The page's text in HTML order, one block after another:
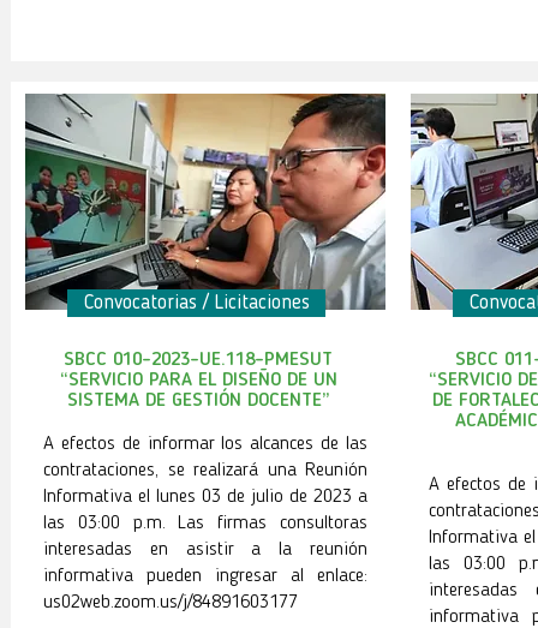
Convocatorias / Licitaciones
SBCC 010-2023-UE.118-PMESUT
“SERVICIO PARA EL DISEÑO DE UN
SISTEMA DE GESTIÓN DOCENTE”
A efectos de informar los alcances de las
contrataciones, se realizará una Reunión
Informativa el lunes 03 de julio de 2023 a
las 03:00 p.m. Las firmas consultoras
interesadas en asistir a la reunión
informativa pueden ingresar al enlace:
us02web.zoom.us/j/84891603177
SBCC
“SERVICIO
DE
A efectos de
Informativa
las 03:00
informativa